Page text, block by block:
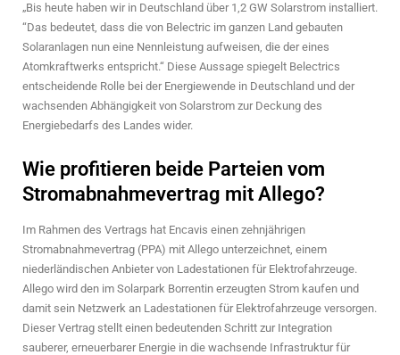
„Bis heute haben wir in Deutschland über 1,2 GW Solarstrom installiert.
“Das bedeutet, dass die von Belectric im ganzen Land gebauten
Solaranlagen nun eine Nennleistung aufweisen, die der eines
Atomkraftwerks entspricht.“ Diese Aussage spiegelt Belectrics
entscheidende Rolle bei der Energiewende in Deutschland und der
wachsenden Abhängigkeit von Solarstrom zur Deckung des
Energiebedarfs des Landes wider.
Wie profitieren beide Parteien vom
Stromabnahmevertrag mit Allego?
Im Rahmen des Vertrags hat Encavis einen zehnjährigen
Stromabnahmevertrag (PPA) mit Allego unterzeichnet, einem
niederländischen Anbieter von Ladestationen für Elektrofahrzeuge.
Allego wird den im Solarpark Borrentin erzeugten Strom kaufen und
damit sein Netzwerk an Ladestationen für Elektrofahrzeuge versorgen.
Dieser Vertrag stellt einen bedeutenden Schritt zur Integration
sauberer, erneuerbarer Energie in die wachsende Infrastruktur für